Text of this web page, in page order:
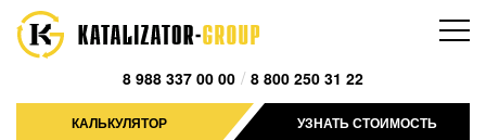
8 988 337 00 00 / 8 800 250 31 22
КАЛЬКУЛЯТОР УЗНАТЬ СТОИМОСТЬ